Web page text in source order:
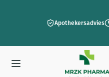
Apothekersadvies
Menu